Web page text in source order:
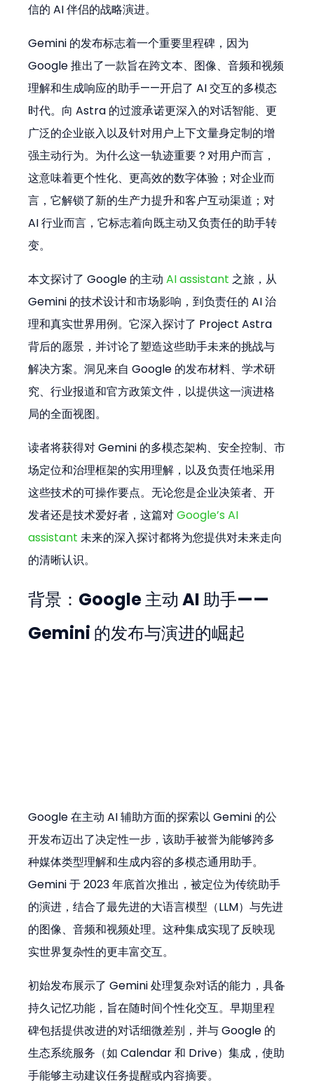
信的 AI 伴侣的战略演进。
Gemini 的发布标志着一个重要里程碑，因为
Google 推出了一款旨在跨文本、图像、音频和视频
理解和生成响应的助手——开启了 AI 交互的多模态
时代。向 Astra 的过渡承诺更深入的对话智能、更
广泛的企业嵌入以及针对用户上下文量身定制的增
强主动行为。为什么这一轨迹重要？对用户而言，
这意味着更个性化、更高效的数字体验；对企业而
言，它解锁了新的生产力提升和客户互动渠道；对
AI 行业而言，它标志着向既主动又负责任的助手转
变。
本文探讨了 Google 的主动 AI assistant 之旅，从
Gemini 的技术设计和市场影响，到负责任的 AI 治
理和真实世界用例。它深入探讨了 Project Astra
背后的愿景，并讨论了塑造这些助手未来的挑战与
解决方案。洞见来自 Google 的发布材料、学术研
究、行业报道和官方政策文件，以提供这一演进格
局的全面视图。
读者将获得对 Gemini 的多模态架构、安全控制、市
场定位和治理框架的实用理解，以及负责任地采用
这些技术的可操作要点。无论您是企业决策者、开
发者还是技术爱好者，这篇对 Google’s AI
assistant 未来的深入探讨都将为您提供对未来走向
的清晰认识。
背景：Google 主动 AI 助手——
Gemini 的发布与演进的崛起
Google 在主动 AI 辅助方面的探索以 Gemini 的公
开发布迈出了决定性一步，该助手被誉为能够跨多
种媒体类型理解和生成内容的多模态通用助手。
Gemini 于 2023 年底首次推出，被定位为传统助手
的演进，结合了最先进的大语言模型（LLM）与先进
的图像、音频和视频处理。这种集成实现了反映现
实世界复杂性的更丰富交互。
初始发布展示了 Gemini 处理复杂对话的能力，具备
持久记忆功能，旨在随时间个性化交互。早期里程
碑包括提供改进的对话细微差别，并与 Google 的
生态系统服务（如 Calendar 和 Drive）集成，使助
手能够主动建议任务提醒或内容摘要。